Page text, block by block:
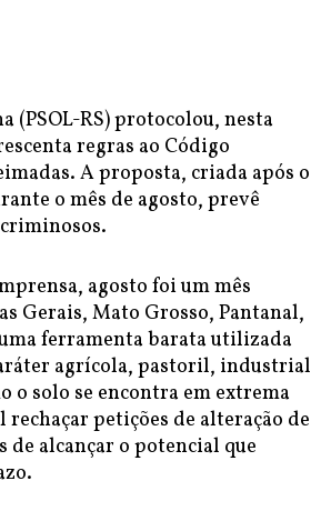
(PSOL-RS) protocolou, nesta
regras ao Código
A proposta, criada após o
o mês de agosto, prevê
agosto foi um mês
Gerais, Mato Grosso, Pantanal,
ferramenta barata utilizada
agrícola, pastoril, industrial
o solo se encontra em extrema
petições de alteração de
de alcançar o potencial que